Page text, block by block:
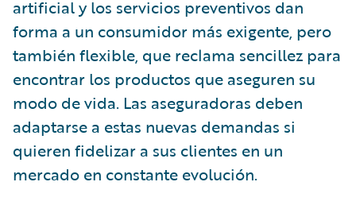
artificial y los servicios preventivos dan
forma a un consumidor más exigente, pero
también flexible, que reclama sencillez para
encontrar los productos que aseguren su
modo de vida. Las aseguradoras deben
adaptarse a estas nuevas demandas si
quieren fidelizar a sus clientes en un
mercado en constante evolución.